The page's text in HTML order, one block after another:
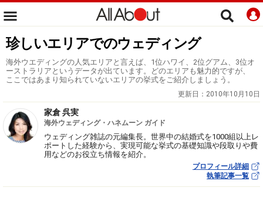
珍しいエリアでのウェディング
海外ウエディングの人気エリアと言えば、1位ハワイ、2位グアム、3位オ
ーストラリアというデータが出ています。どのエリアも魅力的ですが、
ここではあまり知られていないエリアの挙式をご紹介しましょう。
更新日： 2010年10月10日
家倉 呉実
海外ウェディング・ハネムーン ガイド
ウェディング雑誌の元編集長。世界中の結婚式を1000組以上レ
ポートした経験から、実現可能な挙式の基礎知識や段取りや費
用などのお役立ち情報を紹介。
プロフィール詳細
執筆記事一覧